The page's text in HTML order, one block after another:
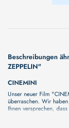
Beschreibungen
ZEPPELIN"
CINEMINI
Unser neuer Film
überraschen. Wir
Ihnen versprechen,
ungewöhnliche
unserem Film. Bleiben